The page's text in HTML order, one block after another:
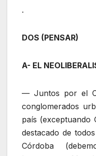
.
DOS (PENSAR)
A- EL
— Juntos por el
conglomerados
país (exceptuando
destacado de
Córdoba